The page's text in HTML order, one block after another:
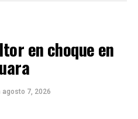
en choque en
agosto 7, 2026